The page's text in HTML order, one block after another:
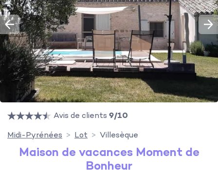
Avis de clients 9/10
Midi-Pyrénées
Lot Villesèque
Maison de vacances Moment de
Bonheur